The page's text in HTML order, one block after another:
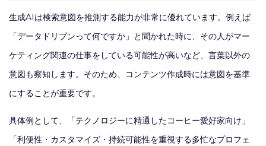
生成AIは検索意図を推測する能力が非常に優れています。例えば
「データドリブンって何ですか」と聞かれた時に、その人がマー
ケティング関連の仕事をしている可能性が高いなど、言葉以外の
意図も察知します。そのため、コンテンツ作成時には意図を基準
にすることが重要です。
具体例として、「テクノロジーに精通したコーヒー愛好家向け」
「利便性・カスタマイズ・持続可能性を重視する多忙なプロフェ